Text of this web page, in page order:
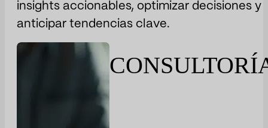
insights accionables, optimizar decisiones y
anticipar tendencias clave.